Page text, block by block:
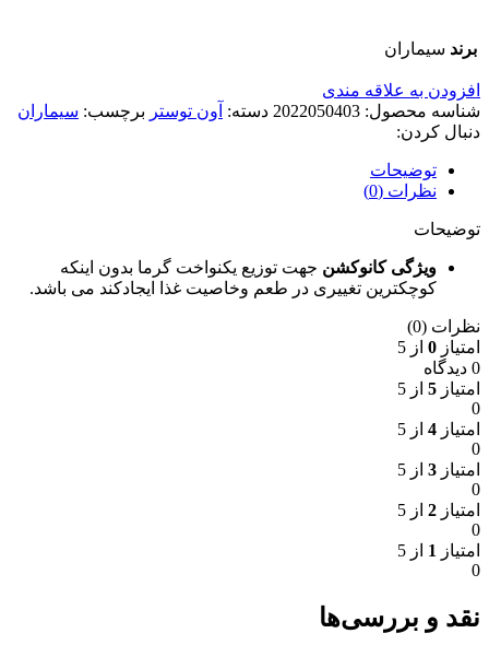
برند سیماران
افزودن به علاقه مندی
شناسه محصول: 2022050403 دسته: آون توستر برچسب: سیماران
دنبال کردن:
توضیحات
نظرات (0)
توضیحات
ویژگی کانوکشن جهت توزیع یکنواخت گرما بدون اینکه
کوچکترین تغییری در طعم وخاصیت غذا ایجادکند می باشد.
نظرات (0)
امتیاز 0 از 5
0 دیدگاه
امتیاز 5 از 5
0
امتیاز 4 از 5
0
امتیاز 3 از 5
0
امتیاز 2 از 5
0
امتیاز 1 از 5
0
نقد و بررسی‌ها